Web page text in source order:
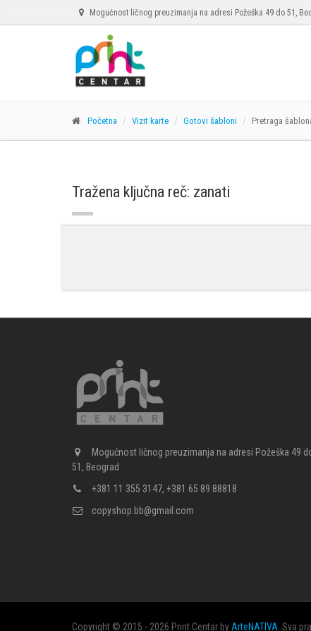
Mogućnost ličnog preuzimanja na adresi Požeška 49 do 51,
Početna Vizit karte Gotovi šabloni Pretraga
Tražena ključna reč: zanati
Mogućnost ličnog preuzimanja na adresi Požeška 49
51, Beograd
+381 11 355 3147, +381 65 89 88818
copyshop.bb@gmail.com
Copyright © 2015 - 2026 Print Centar by ArteNATIVA . Sva